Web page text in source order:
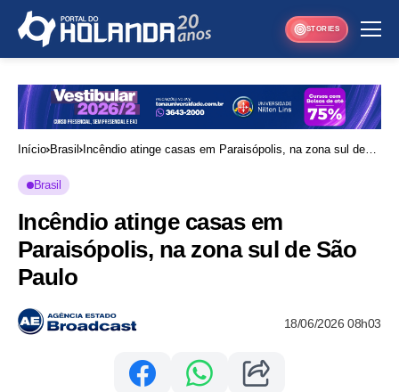
STORIES
Início Brasil
Incêndio atinge casas em Paraisópolis, na zona sul de
Brasil
Incêndio atinge casas em
Paraisópolis, na zona sul de São
Paulo
18/06/2026 08h03